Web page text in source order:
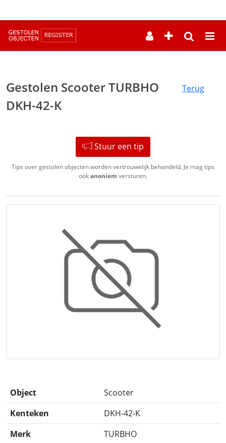
Gestolen Scooter TURBHO
DKH-42-K
Terug
Stuur een tip
Tips over gestolen objecten worden vertrouwelijk behandeld. Je mag tips
ookanoniem versturen.
Object
Scooter
Kenteken
DKH-42-K
Merk
TURBHO